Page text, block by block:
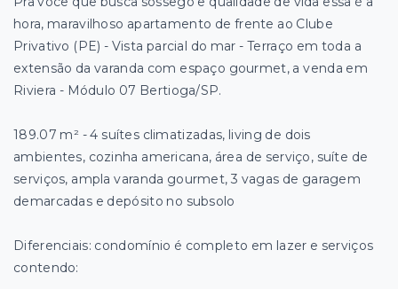
hora, maravilhoso apartamento de frente ao Clube
Privativo (PE) - Vista parcial do mar - Terraço em toda a
extensão da varanda com espaço gourmet, a venda em
Riviera - Módulo 07 Bertioga/SP.
189.07 m² - 4 suítes climatizadas, living de dois
ambientes, cozinha americana, área de serviço, suíte de
serviços, ampla varanda gourmet, 3 vagas de garagem
demarcadas e depósito no subsolo
Diferenciais: condomínio é completo em lazer e serviços
contendo: